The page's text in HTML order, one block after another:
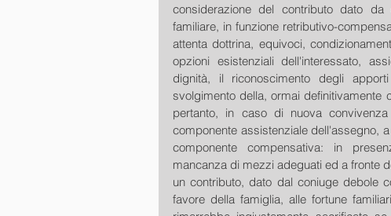
considerazione del contributo dato
familiare, in funzione retributivo-
attenta dottrina, equivoci,
opzioni esistenziali dell'interessato,
dignità, il riconoscimento degli
svolgimento della, ormai definitivamente
pertanto, in caso di nuova
componente assistenziale dell'assegno,
componente compensativa: in
mancanza di mezzi adeguati ed a fronte
un contributo, dato dal coniuge debole
favore della famiglia, alle fortune